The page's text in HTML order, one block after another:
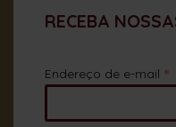
RECEBA
Endereço de e-mail *